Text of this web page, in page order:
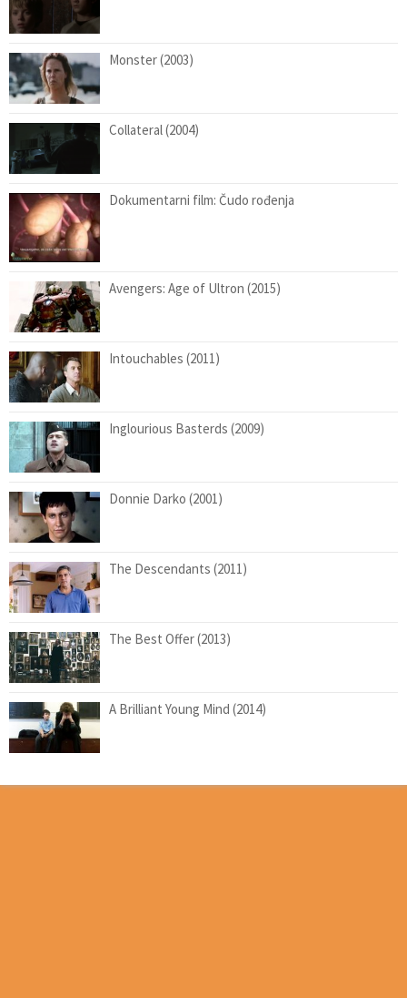
Monster (2003)
Collateral (2004)
Dokumentarni film: Čudo rođenja
Avengers: Age of Ultron (2015)
Intouchables (2011)
Inglourious Basterds (2009)
Donnie Darko (2001)
The Descendants (2011)
The Best Offer (2013)
A Brilliant Young Mind (2014)